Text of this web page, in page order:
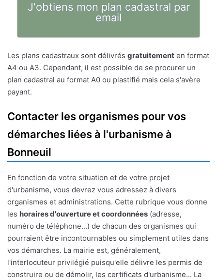
J'obtiens mon plan cadastral par
email
Les plans cadastraux sont délivrés gratuitement en format
A4 ou A3. Cependant, il est possible de se procurer un
plan cadastral au format A0 ou plastifié mais cela s'avère
payant.
Contacter les organismes pour vos
démarches liées à l'urbanisme à
Bonneuil
En fonction de votre situation et de votre projet
d'urbanisme, vous devrez vous adressez à divers
organismes et administrations. Cette rubrique vous donne
les horaires d'ouverture et coordonnées (adresse,
numéro de téléphone...) de chacun des organismes qui
pourraient être incontournables ou simplement utiles dans
vos démarches. La mairie est, généralement,
l'interlocuteur privilégié puisqu'elle délivre les permis de
construire ou de démolir, les certificats d'urbanisme... La